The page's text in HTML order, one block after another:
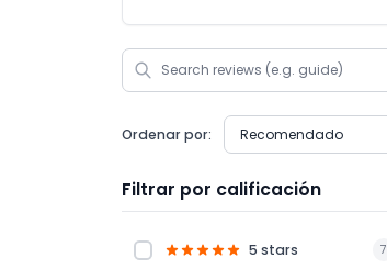
Ordenar por:
Filtrar por calificación
5 stars 7